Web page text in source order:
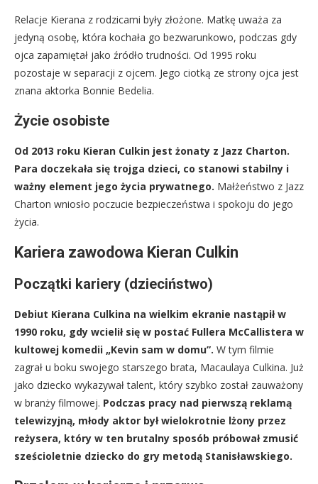
Relacje Kierana z rodzicami były złożone. Matkę uważa za
jedyną osobę, która kochała go bezwarunkowo, podczas gdy
ojca zapamiętał jako źródło trudności. Od 1995 roku
pozostaje w separacji z ojcem. Jego ciotką ze strony ojca jest
znana aktorka Bonnie Bedelia.
Życie osobiste
Od 2013 roku Kieran Culkin jest żonaty z Jazz Charton.
Para doczekała się trojga dzieci, co stanowi stabilny i
ważny element jego życia prywatnego. Małżeństwo z Jazz
Charton wniosło poczucie bezpieczeństwa i spokoju do jego
życia.
Kariera zawodowa Kieran Culkin
Początki kariery (dzieciństwo)
Debiut Kierana Culkina na wielkim ekranie nastąpił w
1990 roku, gdy wcielił się w postać Fullera McCallistera w
kultowej komedii „Kevin sam w domu”. W tym filmie
zagrał u boku swojego starszego brata, Macaulaya Culkina. Już
jako dziecko wykazywał talent, który szybko został zauważony
w branży filmowej. Podczas pracy nad pierwszą reklamą
telewizyjną, młody aktor był wielokrotnie lżony przez
reżysera, który w ten brutalny sposób próbował zmusić
sześcioletnie dziecko do gry metodą Stanisławskiego.